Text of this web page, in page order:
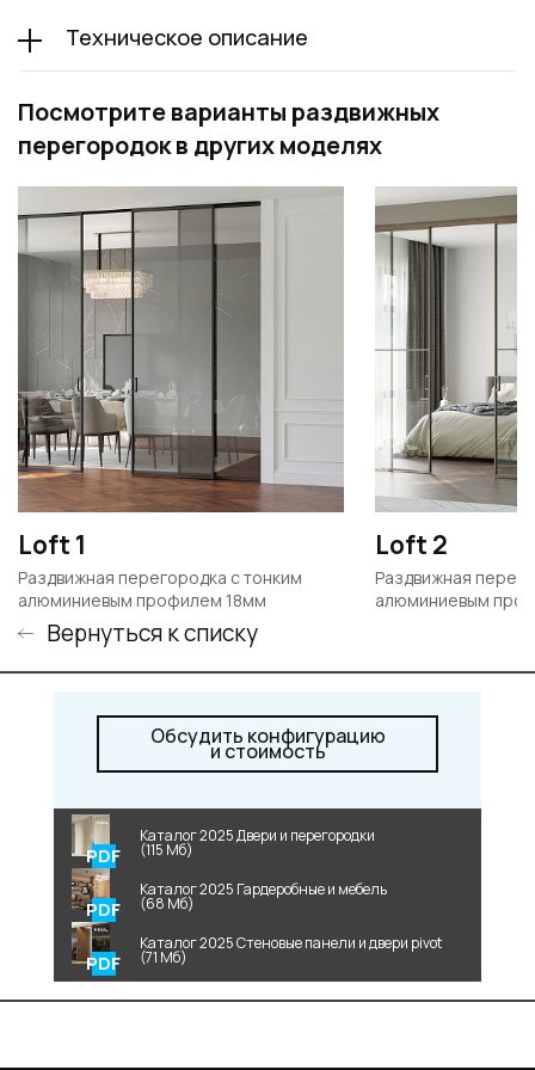
Техническое описание
Посмотрите варианты раздвижных
перегородок в других моделях
Loft 1
Раздвижная перегородка с тонким
алюминиевым профилем 18мм
Loft 2
Раздвижная
алюминиевым
Вернуться к списку
Обсудить конфигурацию
и стоимость
Каталог 2025 Двери и перегородки
(115 Мб)
Каталог 2025 Гардеробные и мебель
(68 Мб)
Каталог 2025 Стеновые панели и двери pivot
(71 Мб)